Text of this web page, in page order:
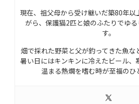
現在、祖父母から受け継いだ築80年以
がら、保護猫2匹と娘のふたりでゆ
す。
畑で採れた野菜と父が釣ってきた魚な
暑い日にはキンキンに冷えたビール、
温まる熱燗を嗜む時が至福のひ